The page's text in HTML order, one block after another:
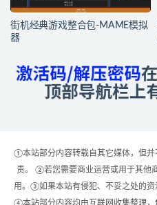
街机经典游戏整合包-MAME模拟
器
①本站部分内容转载自其它媒体，但并
责。 ②若您需要商业运营或用于其他
用。③如果本站有侵犯、不妥之处的资
④本站部分内容均由互联网收集整理，